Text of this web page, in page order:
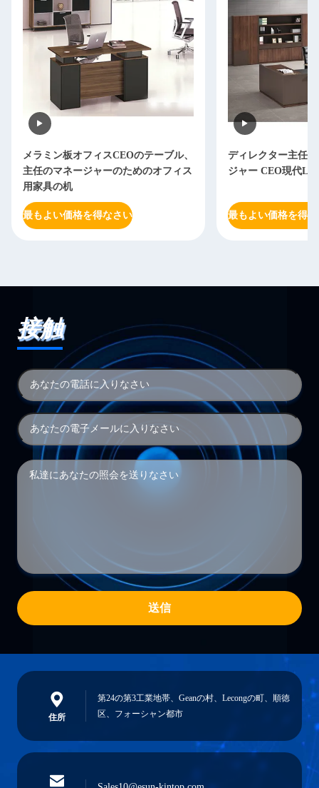
メラミン板オフィスCEOのテーブル、
主任のマネージャーのためのオフィス
用家具の机
最もよい価格を得なさい
ディレクター主任
ジャー CEO現代L
最もよい価格を得
接触
送信
住所
第24の第3工業地帯、Geanの村、Lecongの町、順徳
区、フォーシャン都市